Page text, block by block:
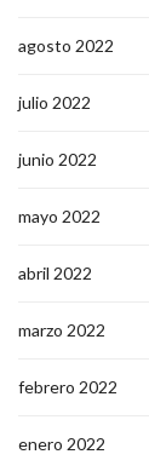
agosto 2022
julio 2022
junio 2022
mayo 2022
abril 2022
marzo 2022
febrero 2022
enero 2022